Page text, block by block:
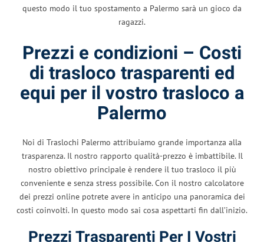
questo modo il tuo spostamento a Palermo sarà un gioco da
ragazzi.
Prezzi e condizioni – Costi
di trasloco trasparenti ed
equi per il vostro trasloco a
Palermo
Noi di Traslochi Palermo attribuiamo grande importanza alla
trasparenza. Il nostro rapporto qualità-prezzo è imbattibile. Il
nostro obiettivo principale è rendere il tuo trasloco il più
conveniente e senza stress possibile. Con il nostro calcolatore
dei prezzi online potrete avere in anticipo una panoramica dei
costi coinvolti. In questo modo sai cosa aspettarti fin dall’inizio.
Prezzi Trasparenti Per I Vostri